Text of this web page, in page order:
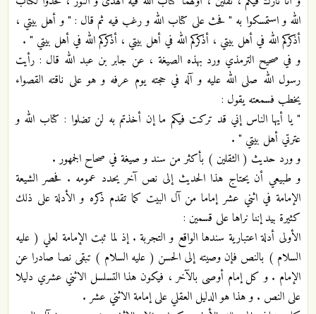
الله و استمسكوا به " فحث على كتاب الله و رغب فيه ثم قال : " و أهل بيتي ،
أذكركم الله في أهل بيتي ، أذكركم الله في أهل بيتي ، أذكركم الله في أهل بيتي " .
و في صحيح الترمذي ورد بهذه الصيغة ، عن جابر بن عبد الله قال : رأيت
رسول الله صلى الله عليه و آله في حجته يوم عرفه و هو على ناقته القصواء
يخطب فسمعته يقول :
" يا أيها الناس إني قد تركت فيكم ما إن أخذتم به لن تضلوا : كتاب الله و
عترتي أهل بيتي " .
و ورد حديث ( الثقلين ) بأكثر من سند و صيغة في صحاح الجمهور .
و طبيعي أن يحتاج هذا الحديث إلى نص آخر يحدد عمومه . فحصر الشيعة
الإمامة في اثني عشر إماما من آل البيت كما تقدم ذكره و الأدلة على ذلك
كثيرة بيد إننا نراها على قسمين :
الأولى أدلة اعتبارية سندها الواقع و التجربة . إذ لما ثبت الإمامة لعلي ( عليه
السلام ) بالنص فإن وصيته إلى الحسن ( عليه السلام ) تبقى نصا صادرا عن
الإمام . و كل إمام أوصى بالآخر ، فيكون هذا التسلسل الاثني عشري دليلا
على النص . و هذا هو الدليل العقلي على إمامة الاثني عشر .